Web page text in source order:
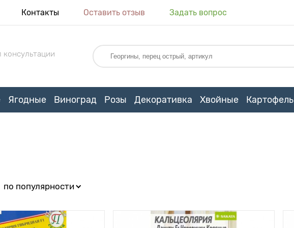
Контакты Оставить отзыв Задать вопрос
консультации
Ягодные Виноград Розы Декоративка Хвойные Картофель
по популярности